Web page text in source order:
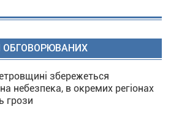
ОБГОВОРЮВАНИХ
збережеться
небезпека, в окремих регіонах
грози